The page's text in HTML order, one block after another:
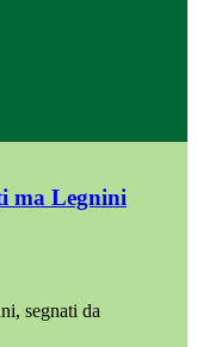
ma Legnini
segnati da